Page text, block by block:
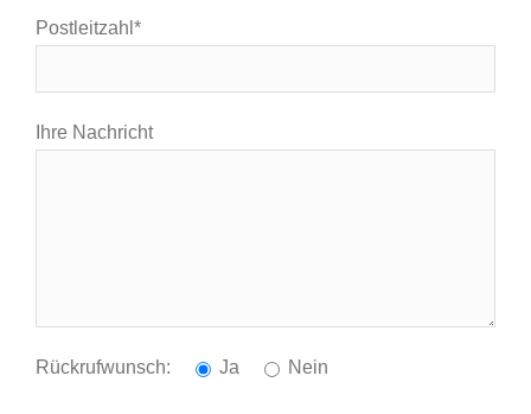
Postleitzahl*
Ihre Nachricht
Rückrufwunsch: Ja Nein